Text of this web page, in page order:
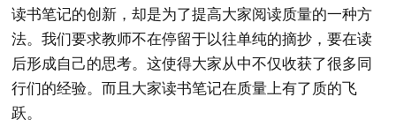
读书笔记的创新，却是为了提高大家阅读质量的一种方
法。我们要求教师不在停留于以往单纯的摘抄，要在读
后形成自己的思考。这使得大家从中不仅收获了很多同
行们的经验。而且大家读书笔记在质量上有了质的飞
跃。